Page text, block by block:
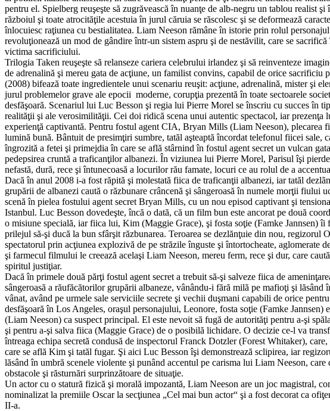
pentru el. Spielberg reuşeşte să zugrăvească în nuanţe de alb-negru un tablou realist
războiul şi toate atrocităţile acestuia în jurul căruia se răscolesc şi se deformează
înlocuiesc raţiunea cu bestialitatea. Liam Neeson rămâne în istorie prin rolul
revoluţionează un mod de gândire într-un sistem aspru şi de nestăvilit, care se
victima sacrificiului.
Trilogia Taken reuşeşte să relanseze cariera celebrului irlandez şi să reinventeze
de adrenalină şi mereu gata de acţiune, un familist convins, capabil de orice
(2008) bifează toate ingredientele unui scenariu reuşit: acţiune, adrenalină, mister şi
jurul problemelor grave ale epocii moderne, corupţia prezentă în toate sectoarele
desfăşoară. Scenariul lui Luc Besson şi regia lui Pierre Morel se înscriu cu succes în
realităţii şi ale verosimilităţii. Cei doi ridică scena unui autentic spectacol, iar
experienţă captivantă. Pentru fostul agent CIA, Bryan Mills (Liam Neeson), plecarea
lumină bună. Bântuit de presimţiri sumbre, tatăl aşteaptă încordat telefonul fiicei sale,
îngrozită a fetei şi primejdia în care se află stârnind în fostul agent secret un vulcan
pedepsirea cruntă a traficanţilor albanezi. În viziunea lui Pierre Morel, Parisul îşi
nefastă, dură, rece şi întunecoasă a locurilor rău famate, locuri ce au rolul de a
Dacă în anul 2008 i-a fost răpită şi molestată fiica de traficanţii albanezi, iar tatăl
grupării de albanezi caută o răzbunare crâncenă şi sângeroasă în numele morţii
scenă în pielea fostului agent secret Bryan Mills, cu un nou episod captivant şi
Istanbul. Luc Besson dovedeşte, încă o dată, că un film bun este ancorat pe două
o misiune specială, iar fiica lui, Kim (Maggie Grace), şi fosta soţie (Famke Jannsen)
prilejul să-şi ducă la bun sfârşit răzbunarea. Teroarea se dezlănţuie din nou, regizorul
spectatorul prin acţiunea explozivă de pe străzile înguste şi întortocheate, aglomerate
şi farmecul filmului le creează acelaşi Liam Neeson, mereu ferm, rece şi dur, care
spiritul justiţiar.
Dacă în primele două părţi fostul agent secret a trebuit să-şi salveze fiica de
sângeroasă a răufăcătorilor grupării albaneze, vânându-i fără milă pe mafioţi şi
vânat, având pe urmele sale serviciile secrete şi vechii duşmani capabili de orice
desfăşoară în Los Angeles, oraşul personajului, Leonore, fosta soţie (Famke
(Liam Neeson) ca suspect principal. El este nevoit să fugă de autorităţi pentru a-şi
şi pentru a-şi salva fiica (Maggie Grace) de o posibilă lichidare. O decizie ce-l va
întreaga echipa secretă condusă de inspectorul Franck Dotzler (Forest Whitaker),
care se află Kim şi tatăl fugar. Şi aici Luc Besson îşi demonstrează sclipirea, iar
lăsând în umbră scenele violente şi punând accentul pe carisma lui Liam Neeson,
obstacole şi răsturnări surprinzătoare de situaţie.
Un actor cu o statură fizică şi morală impozantă, Liam Neeson are un joc magistral,
nominalizat la premiile Oscar la secţiunea „Cel mai bun actor“ şi a fost decorat ca
II-a.